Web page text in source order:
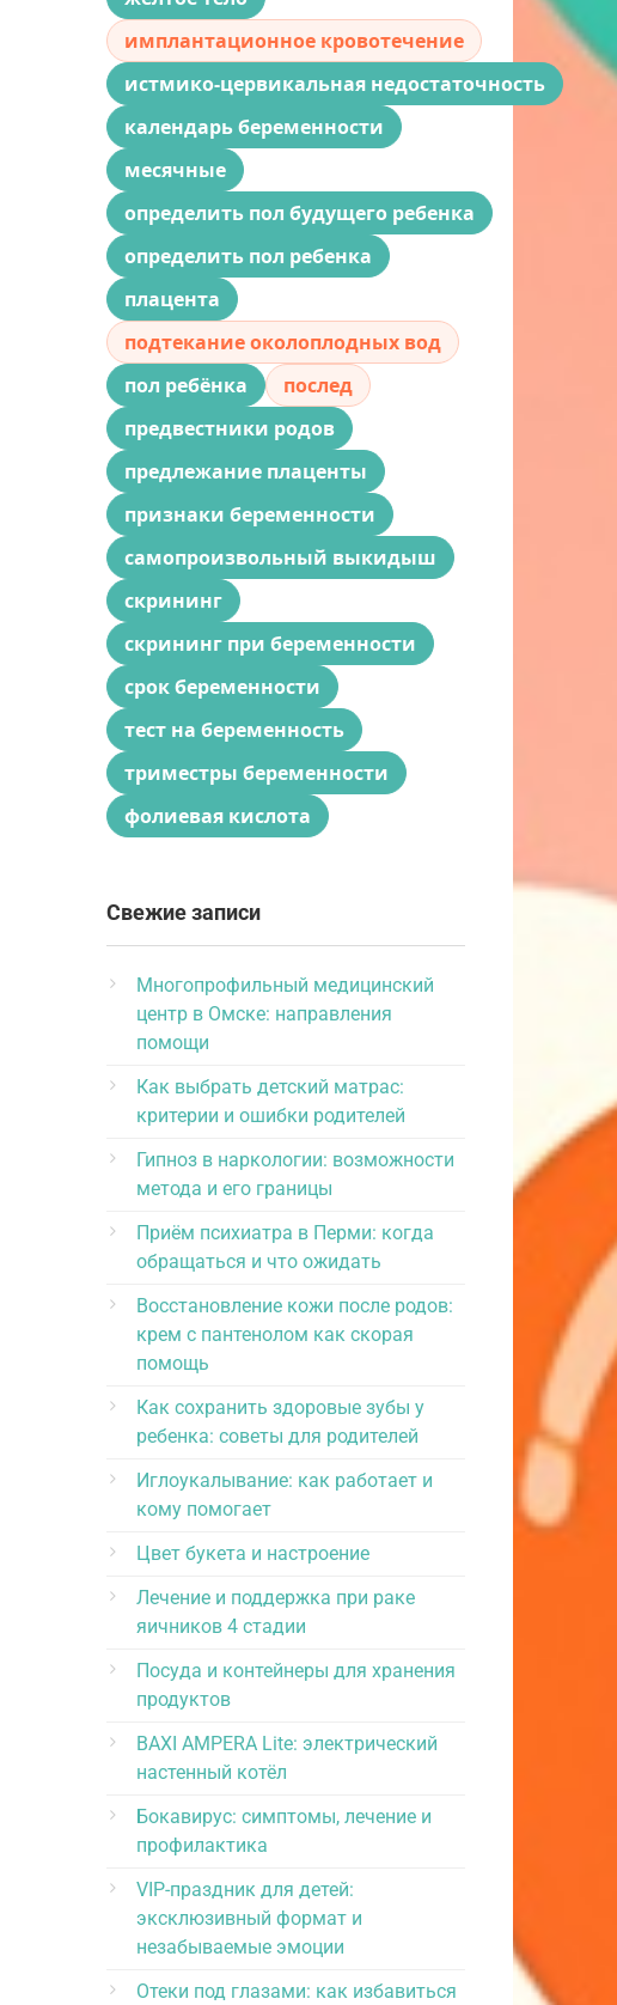
имплантационное кровотечение
истмико-цервикальная недостаточность
календарь беременности
месячные
определить пол будущего ребенка
определить пол ребенка
плацента
подтекание околоплодных вод
пол ребёнка
послед
предвестники родов
предлежание плаценты
признаки беременности
самопроизвольный выкидыш
скрининг
скрининг при беременности
срок беременности
тест на беременность
триместры беременности
фолиевая кислота
Свежие записи
Многопрофильный медицинский
центр в Омске: направления
помощи
Как выбрать детский матрас:
критерии и ошибки родителей
Гипноз в наркологии: возможности
метода и его границы
Приём психиатра в Перми: когда
обращаться и что ожидать
Восстановление кожи после родов:
крем с пантенолом как скорая
помощь
Как сохранить здоровые зубы у
ребенка: советы для родителей
Иглоукалывание: как работает и
кому помогает
Цвет букета и настроение
Лечение и поддержка при раке
яичников 4 стадии
Посуда и контейнеры для хранения
продуктов
BAXI AMPERA Lite: электрический
настенный котёл
Бокавирус: симптомы, лечение и
профилактика
VIP-праздник для детей:
эксклюзивный формат и
незабываемые эмоции
Отеки под глазами: как избавиться